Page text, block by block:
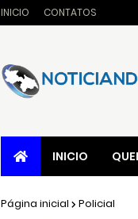
INICIO CONTATOS
INICIO
Página inicial Policial